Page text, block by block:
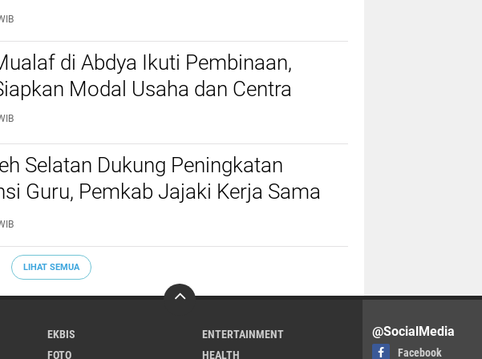
di Abdya Ikuti Pembinaan,
Modal Usaha dan Centra
Selatan Dukung Peningkatan
Guru, Pemkab Jajaki Kerja Sama
USK
LIHAT SEMUA
EKBIS
ENTERTAINMENT
FOTO HEALTH
@SocialMedia
Facebook